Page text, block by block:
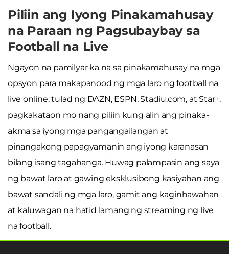
Piliin ang Iyong Pinakamahusay
na Paraan ng Pagsubaybay sa
Football na Live
Ngayon na pamilyar ka na sa pinakamahusay na mga
opsyon para makapanood ng mga laro ng football na
live online, tulad ng DAZN, ESPN, Stadiu.com, at Star+,
pagkakataon mo nang piliin kung alin ang pinaka-
akma sa iyong mga pangangailangan at
pinangakong papagyamanin ang iyong karanasan
bilang isang tagahanga. Huwag palampasin ang saya
ng bawat laro at gawing eksklusibong kasiyahan ang
bawat sandali ng mga laro, gamit ang kaginhawahan
at kaluwagan na hatid lamang ng streaming ng live
na football.